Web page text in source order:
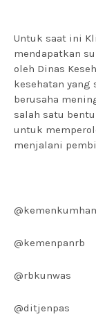
Untuk saat ini
mendapatkan
oleh Dinas
kesehatan yang
berusaha
salah satu
untuk
menjalani
@kemenpanrb
@rbkunwas
@ditjenpas